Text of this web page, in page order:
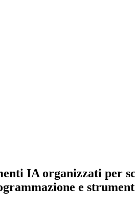
IA organizzati per
e